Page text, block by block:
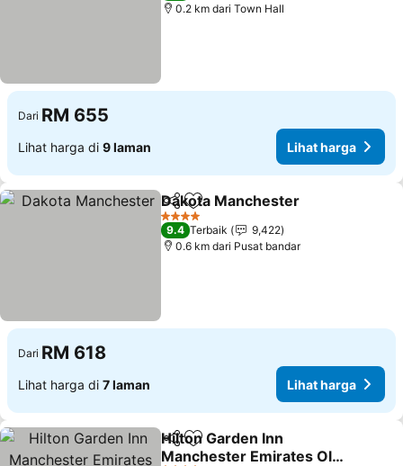
0.2 km dari Town Hall
Dari RM 655
Lihat harga di 9 laman Lihat harga
KongsiTambah ke favorit
Dakota Manchester
4 Bintang
9.4 Terbaik
9,422
0.6 km dari Pusat bandar
Dari RM 618
Lihat harga di 7 laman Lihat harga
KongsiTambah ke favorit
Hilton Garden Inn
Manchester Emirates Old